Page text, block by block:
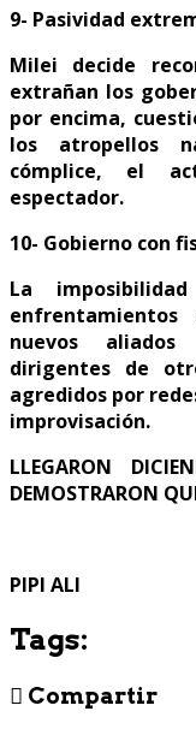
9- Pasividad
Milei decide
extrañan los
por encima,
los atropellos
cómplice, el
espectador.
10- Gobierno con
La
nuevos aliados
dirigentes de
agredidos por
improvisación.
LLEGARON
DEMOSTRARON
PIPI ALI
Tags:
Compartir